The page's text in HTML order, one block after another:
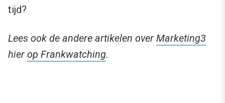
tijd?
Lees ook de andere artikelen over Marketing3
hier op Frankwatching.